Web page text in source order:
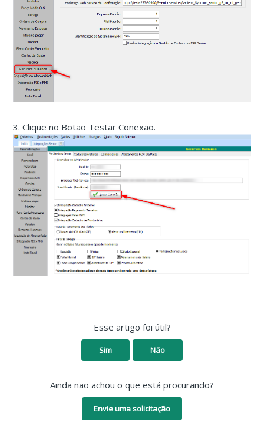
3. Clique no Botão Testar Conexão.
Esse artigo foi útil?
Sim Não
Ainda não achou o que está procurando?
Envie uma solicitação